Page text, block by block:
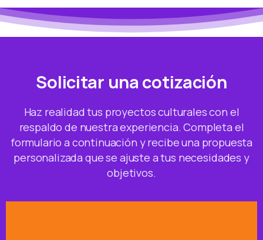
Solicitar una cotización
Haz realidad tus proyectos culturales con el
respaldo de nuestra experiencia. Completa el
formulario a continuación y recibe una propuesta
personalizada que se ajuste a tus necesidades y
objetivos.